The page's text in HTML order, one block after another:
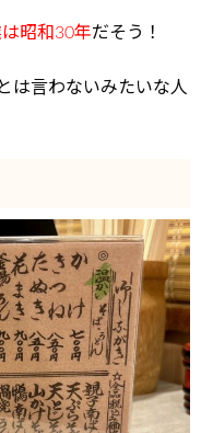
昭和30年だそう！
は言わないみたいな人